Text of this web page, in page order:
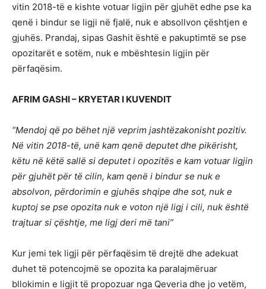
vitin 2018-të e kishte votuar ligjin për gjuhët edhe pse ka
qenë i bindur se ligji në fjalë, nuk e absollvon çështjen e
gjuhës. Prandaj, sipas Gashit është e pakuptimtë se pse
opozitarët e sotëm, nuk e mbështesin ligjin për
përfaqësim.
AFRIM GASHI – KRYETAR I KUVENDIT
“Mendoj që po bëhet një veprim jashtëzakonisht pozitiv.
Në vitin 2018-të, unë kam qenë deputet dhe pikërisht,
këtu në këtë sallë si deputet i opozitës e kam votuar ligjin
për gjuhët për të cilin, kam qenë i bindur se nuk e
absolvon, përdorimin e gjuhës shqipe dhe sot, nuk e
kuptoj se pse opozita nuk e voton një ligj i cili, nuk është
trajtuar si çështje, me ligj deri më tani”
Kur jemi tek ligji për përfaqësim të drejtë dhe adekuat
duhet të potencojmë se opozita ka paralajmëruar
bllokimin e ligjit të propozuar nga Qeveria dhe jo vetëm,